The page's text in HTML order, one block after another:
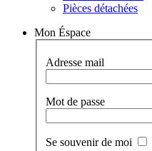
Pièces détachées
Mon Éspace
Adresse mail
Mot de passe
Se souvenir de moi